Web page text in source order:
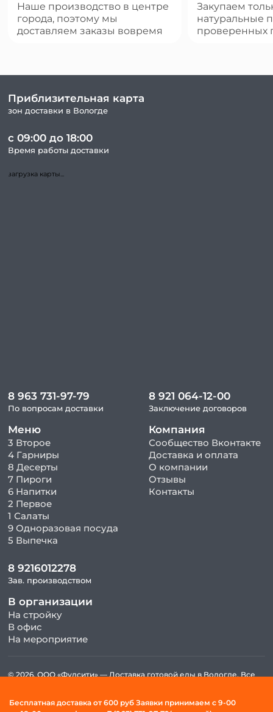
Наше производство в центре
города, поэтому мы
доставляем заказы вовремя
Закупаем
натуральные
проверенных
Приблизительная карта
зон доставки в Вологде
с 09:00 до 18:00
Время работы доставки
загрузка карты...
8 963 731-97-79
По вопросам доставки
Меню
3 Второе
4 Гарниры
8 Десерты
7 Пироги
6 Напитки
2 Первое
1 Салаты
9 Одноразовая посуда
5 Выпечка
8 921 064-12-00
Заключение договоров
Компания
Сообщество Вконтакте
Доставка и оплата
О компании
Отзывы
Контакты
8 9216012278
Зав. производством
В организации
На стройку
В офис
На мероприятие
© 2026, ООО «Фудсити» — Доставка готовой еды в Вологде. Все
Политика конфиденциальности и обработки персональных
Бесплатная доставка от 600 руб Заявки принимаем c 9-00